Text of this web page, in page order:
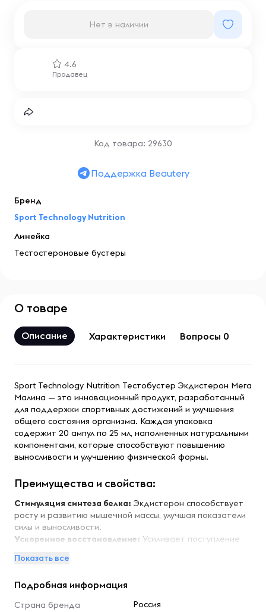
4.6
Продавец
Нет в наличии
Код товара: 29630
Поддержка Beautery
Бренд
Sport Technology Nutrition
Линейка
Тестостероновые бустеры
О товаре
Описание Характеристики Вопросы 0
Sport Technology Nutrition Тестобустер Экдистерон Мега
Малина — это инновационный продукт, разработанный
для поддержки спортивных достижений и улучшения
общего состояния организма. Каждая упаковка
содержит 20 ампул по 25 мл, наполненных натуральными
компонентами, которые способствуют повышению
выносливости и улучшению физической формы.
Преимущества и свойства:
Стимуляция синтеза белка: Экдистерон способствует
росту и развитию мышечной массы, улучшая показатели
силы и выносливости.
Ускоренное восстановление: Усиливает поступление
восстановлению после интенсивных тренировок.
контролировать уровень сахара и инсулина в крови,
Показать все
Подробная информация
Страна бренда Россия